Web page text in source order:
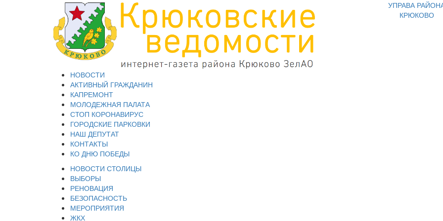
УПРАВА
КРЮКОВО
НОВОСТИ
АКТИВНЫЙ ГРАЖДАНИН
КАПРЕМОНТ
МОЛОДЕЖНАЯ ПАЛАТА
СТОП КОРОНАВИРУС
ГОРОДСКИЕ ПАРКОВКИ
НАШ ДЕПУТАТ
КОНТАКТЫ
КО ДНЮ ПОБЕДЫ
НОВОСТИ СТОЛИЦЫ
ВЫБОРЫ
РЕНОВАЦИЯ
БЕЗОПАСНОСТЬ
МЕРОПРИЯТИЯ
ЖКХ